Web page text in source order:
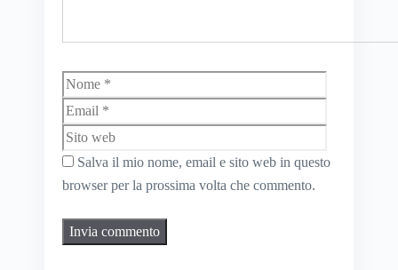
Nome
Salva il mio nome, email e sito web in questo
browser per la prossima volta che commento.